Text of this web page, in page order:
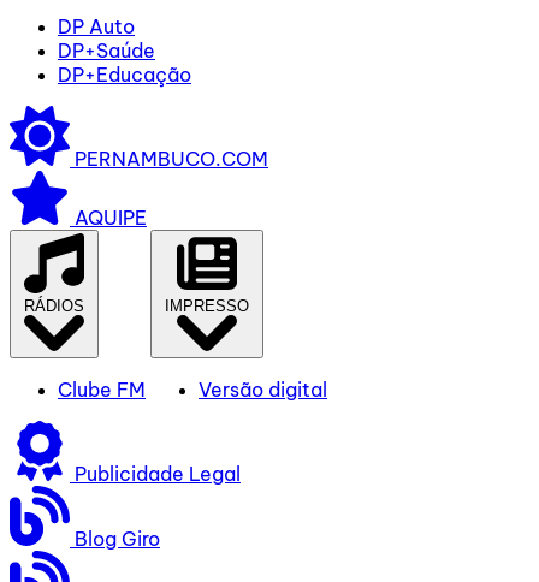
DP Auto
DP+Saúde
DP+Educação
PERNAMBUCO.COM
AQUIPE
RÁDIOS
Clube FM
IMPRESSO
Versão digital
Publicidade Legal
Blog Giro